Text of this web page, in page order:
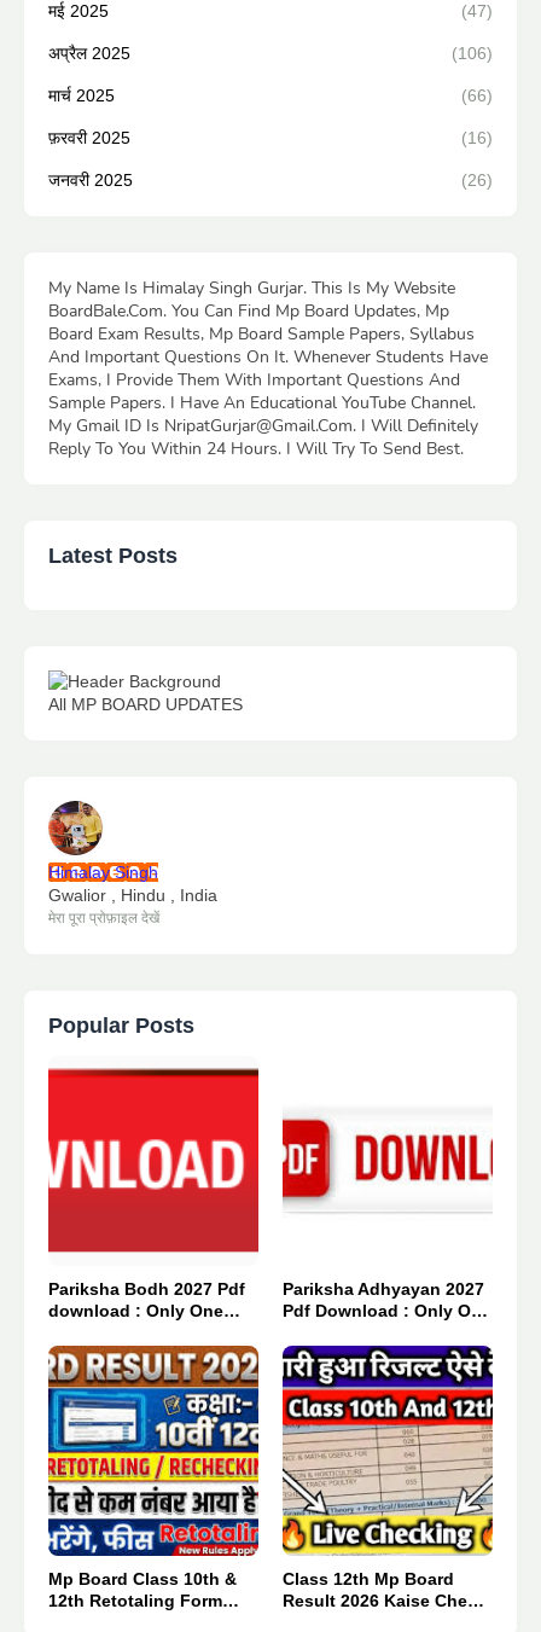
मई 2025 (47)
अप्रैल 2025 (106)
मार्च 2025 (66)
फ़रवरी 2025 (16)
जनवरी 2025 (26)
My Name Is Himalay Singh Gurjar. This Is My Website
BoardBale.Com. You Can Find Mp Board Updates, Mp
Board Exam Results, Mp Board Sample Papers, Syllabus
And Important Questions On It. Whenever Students Have
Exams, I Provide Them With Important Questions And
Sample Papers. I Have An Educational YouTube Channel.
My Gmail ID Is NripatGurjar@Gmail.Com. I Will Definitely
Reply To You Within 24 Hours. I Will Try To Send Best.
Latest Posts
All MP BOARD UPDATES
Himalay Singh
Gwalior , Hindu , India
मेरा पूरा प्रोफ़ाइल देखें
Popular Posts
Pariksha Bodh 2027 Pdf
download : Only One
Pariksha Adhyayan 2027
Pdf Download : Only One
Mp Board Class 10th &
12th Retotaling Form
Class 12th Mp Board
Result 2026 Kaise Check